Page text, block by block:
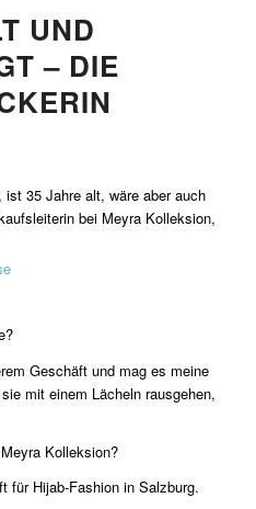
UND
– DIE
35 Jahre alt, wäre aber auch
bei Meyra Kolleksion,
Geschäft und mag es meine
mit einem Lächeln rausgehen,
Kolleksion?
für Hijab-Fashion in Salzburg.